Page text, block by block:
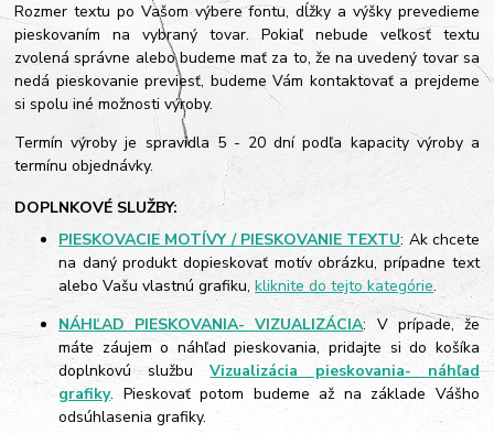
Rozmer textu po Vašom výbere fontu, dĺžky a výšky prevedieme
pieskovaním na vybraný tovar. Pokiaľ nebude veľkosť textu
zvolená správne alebo budeme mať za to, že na uvedený tovar sa
nedá pieskovanie previesť, budeme Vám kontaktovať a prejdeme
si spolu iné možnosti výroby.
Termín výroby je spravidla 5 - 20 dní podľa kapacity výroby a
termínu objednávky.
DOPLNKOVÉ SLUŽBY:
PIESKOVACIE MOTÍVY / PIESKOVANIE TEXTU: Ak chcete
na daný produkt dopieskovať motív obrázku, prípadne text
alebo Vašu vlastnú grafiku,kliknite do tejto kategórie.
NÁHĽAD PIESKOVANIA- VIZUALIZÁCIA: V prípade, že
máte záujem o náhľad pieskovania, pridajte si do košíka
doplnkovú službuVizualizácia pieskovania- náhľad
grafiky. Pieskovať potom budeme až na základe Vášho
odsúhlasenia grafiky.